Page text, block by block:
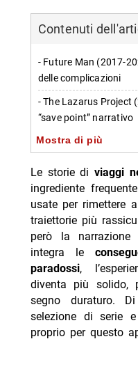
Contenuti
- Future Man (2017-
delle complicazioni
- The Lazarus Project
“save point” narrativo
- Undone (2019-
- The Melancholy of
desiderio di trattenere
- Russian Doll (2019-
crescita personale
- 11.22.63 (2016):
- Travelers (2016-
corpi ospitanti
- 12 Monkeys (2015-
payoff pianificato
Mostra di più
Le storie diviaggi
ingrediente
usate per rimettere
traiettorie più
però la
integra le
paradossi,
diventa più solido,
segno duraturo.
selezione di serie
proprio per questo